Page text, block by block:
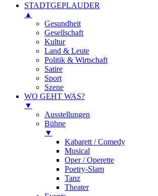
STADTGEPLAUDER
▲
Gesundheit
Gesellschaft
Kultur
Land & Leute
Politik & Wirtschaft
Satire
Sport
Szene
WO GEHT WAS?
▼
Ausstellungen
Bühne
▼
Kabarett / Comedy
Musical
Oper / Operette
Poetry-Slam
Tanz
Theater